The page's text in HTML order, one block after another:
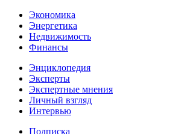
Экономика
Энергетика
Недвижимость
Финансы
Энциклопедия
Эксперты
Экспертные мнения
Личный взгляд
Интервью
Подписка